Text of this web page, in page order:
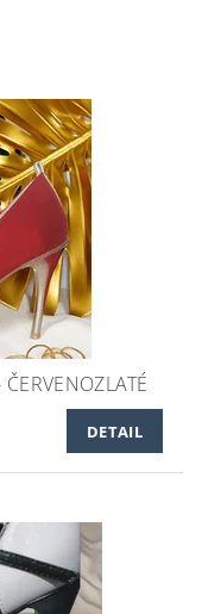
DETAIL